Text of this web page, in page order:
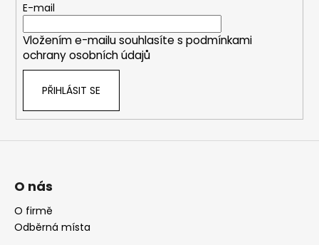
E-mail
Vložením e-mailu souhlasíte s podmínkami
ochrany osobních údajů
PŘIHLÁSIT SE
O nás
O firmě
Odběrná místa